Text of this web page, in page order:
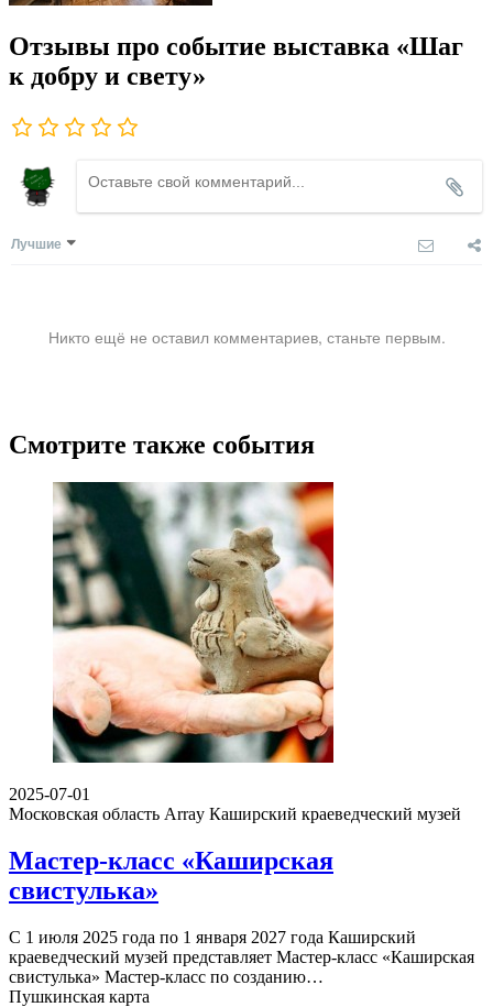
Отзывы про событие выставка «Шаг
к добру и свету»
Лучшие
Никто ещё не оставил комментариев, станьте первым.
Смотрите также события
2025-07-01
Московская область Array Каширский краеведческий музей
Мастер-класс «Каширская
свистулька»
С 1 июля 2025 года по 1 января 2027 года Каширский
краеведческий музей представляет Мастер-класс «Каширская
свистулька» Мастер-класс по созданию…
Пушкинская карта